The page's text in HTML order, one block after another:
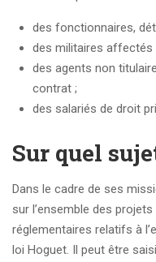
des fonctionnaires,
des militaires affectés
des agents non
contrat ;
des salariés de droit
Sur quel
Dans le cadre de ses
sur l’ensemble des
réglementaires relatifs à
loi Hoguet. Il peut être